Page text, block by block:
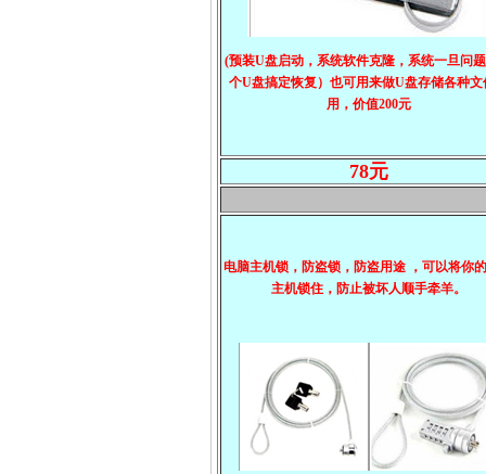
(预装U盘启动，系统软件克隆，系统一旦问
个U盘搞定恢复）也可用来做U盘存储各种文
用，价值200元
78元
电脑主机锁，防盗锁，防盗用途 ，可以将你
主机锁住，防止被坏人顺手牵羊。